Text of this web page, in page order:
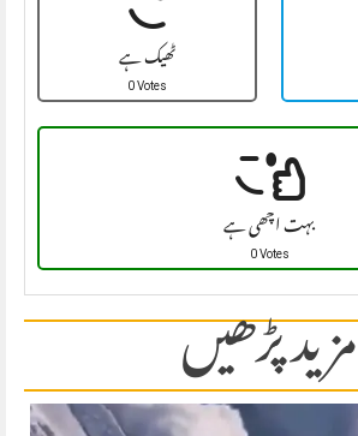
ٹھیک ہے
0 Votes
بہت اچھی ہے
0 Votes
مزید پڑھیں